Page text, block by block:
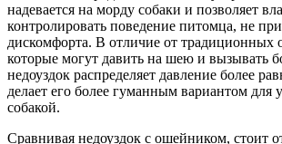
надевается на морду собаки и позволяет
контролировать поведение питомца, не
дискомфорта. В отличие от традиционных
которые могут давить на шею и вызывать
недоуздок распределяет давление более
делает его более гуманным вариантом для
собакой.
Сравнивая недоуздок с ошейником, стоит